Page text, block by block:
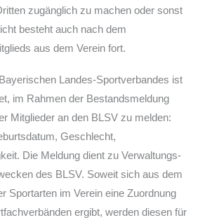
zugänglich zu machen oder sonst
besteht auch nach dem
aus dem Verein fort.
Landes-Sportverbandes ist
im Rahmen der Bestandsmeldung
Mitglieder an den BLSV zu melden:
Geschlecht,
Die Meldung dient zu Verwaltungs-
des BLSV. Soweit sich aus dem
Sportarten im Verein eine Zuordnung
ergibt, werden diesen für